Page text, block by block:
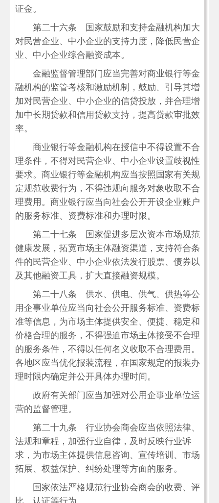
证金。
第二十六条 国家鼓励和支持金融机构加大
对民营企业、中小企业的支持力度，降低民营企
业、中小企业综合融资成本。
金融监督管理部门应当完善对商业银行等金
融机构的监管考核和激励机制，鼓励、引导其增
加对民营企业、中小企业的信贷投放，并合理增
加中长期贷款和信用贷款支持，提高贷款审批效
率。
商业银行等金融机构在授信中不得设置不合
理条件，不得对民营企业、中小企业设置歧视性
要求。商业银行等金融机构应当按照国家有关规
定规范收费行为，不得违规向服务对象收取不合
理费用。商业银行应当向社会公开开设企业账户
的服务标准、资费标准和办理时限。
第二十七条 国家促进多层次资本市场规范
健康发展，拓宽市场主体融资渠道，支持符合条
件的民营企业、中小企业依法发行股票、债券以
及其他融资工具，扩大直接融资规模。
第二十八条 供水、供电、供气、供热等公
用企事业单位应当向社会公开服务标准、资费标
准等信息，为市场主体提供安全、便捷、稳定和
价格合理的服务，不得强迫市场主体接受不合理
的服务条件，不得以任何名义收取不合理费用。
各地区应当优化报装流程，在国家规定的报装办
理时限内确定并公开具体办理时间。
政府有关部门应当加强对公用企事业单位运
营的监督管理。
第二十九条 行业协会商会应当依照法律、
法规和章程，加强行业自律，及时反映行业诉
求，为市场主体提供信息咨询、宣传培训、市场
拓展、权益保护、纠纷处理等方面的服务。
国家依法严格规范行业协会商会的收费、评
比、认证等行为。